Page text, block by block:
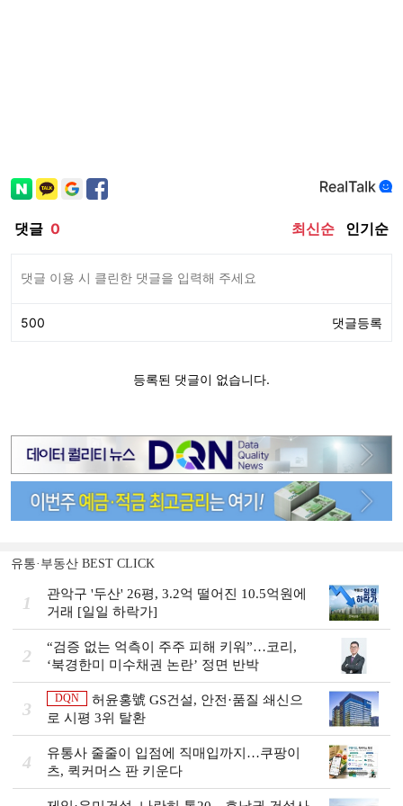
유통·부동산 BEST CLICK
1
관악구 '두산' 26평, 3.2억 떨어진 10.5억원에
거래 [일일 하락가]
2
“검증 없는 억측이 주주 피해 키워”…코리,
‘북경한미 미수채권 논란’ 정면 반박
3
DQN
허윤홍號 GS건설, 안전·품질 쇄신으
로 시평 3위 탈환
4
유통사 줄줄이 입점에 직매입까지…쿠팡이
츠, 퀵커머스 판 키운다